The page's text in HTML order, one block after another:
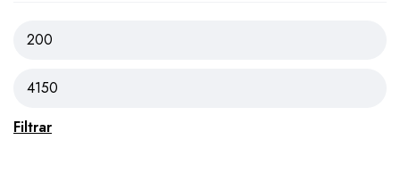
Filtrar